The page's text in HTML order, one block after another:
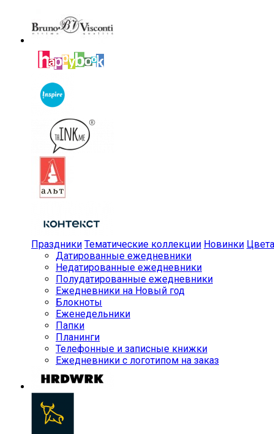
Праздники Тематические коллекции Новинки Цвета
Датированные ежедневники
Недатированные ежедневники
Полудатированные ежедневники
Ежедневники на Новый год
Блокноты
Еженедельники
Папки
Планинги
Телефонные и записные книжки
Ежедневники с логотипом на заказ